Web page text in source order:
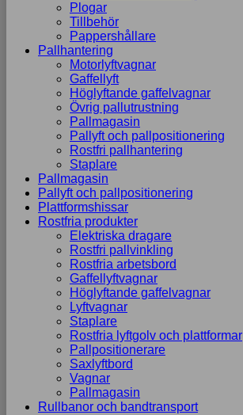
Plogar
Tillbehör
Pappershållare
Pallhantering
Motorlyftvagnar
Gaffellyft
Höglyftande gaffelvagnar
Övrig pallutrustning
Pallmagasin
Pallyft och pallpositionering
Rostfri pallhantering
Staplare
Pallmagasin
Pallyft och pallpositionering
Plattformshissar
Rostfria produkter
Elektriska dragare
Rostfri pallvinkling
Rostfria arbetsbord
Gaffellyftvagnar
Höglyftande gaffelvagnar
Lyftvagnar
Staplare
Rostfria lyftgolv och plattformar
Pallpositionerare
Saxlyftbord
Vagnar
Pallmagasin
Rullbanor och bandtransport